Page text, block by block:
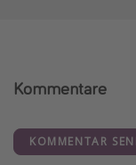
Kommentare
KOMMENTAR